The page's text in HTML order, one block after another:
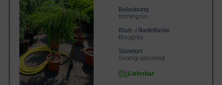
Belaubung
Immergrün
Blatt- / Nadelfarbe
Blaugrau
Standort
Sonnig-absonnig
Lieferbar